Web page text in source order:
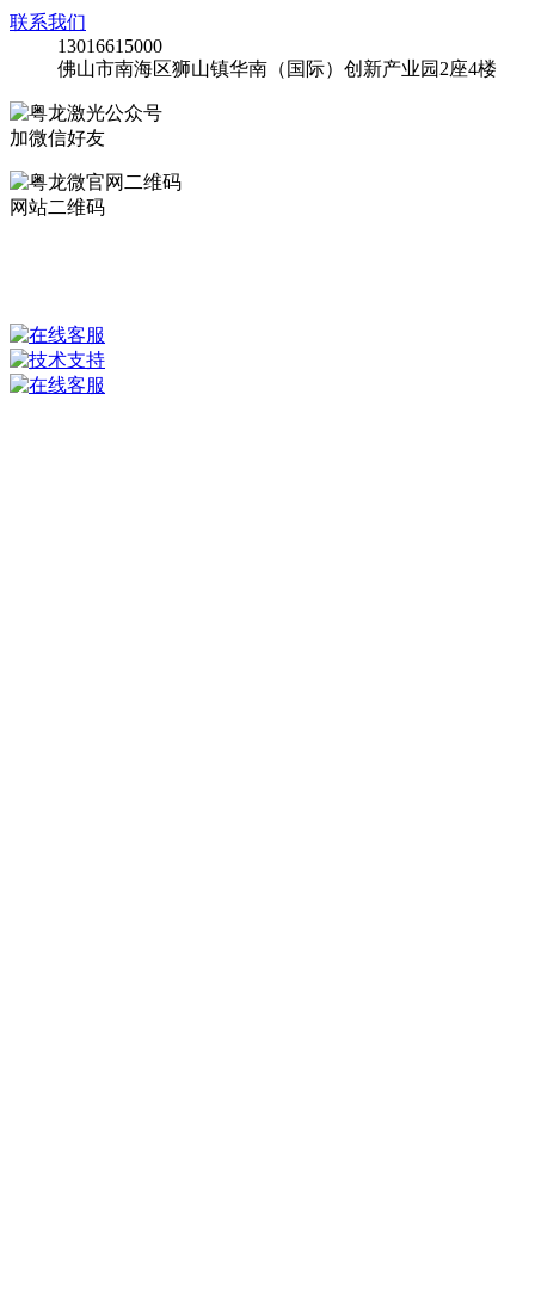
联系我们
13016615000
佛山市南海区狮山镇华南（国际）创新产业园2座4楼
加微信好友
网站二维码